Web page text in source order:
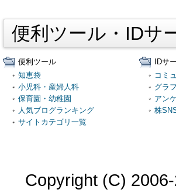
便利ツール・IDサ
便利ツール
知恵袋
小児科・産婦人科
保育園・幼稚園
人気ブログランキング
サイトカテゴリ一覧
IDサ
コミュ
グラ
アン
株
Copyright (C)